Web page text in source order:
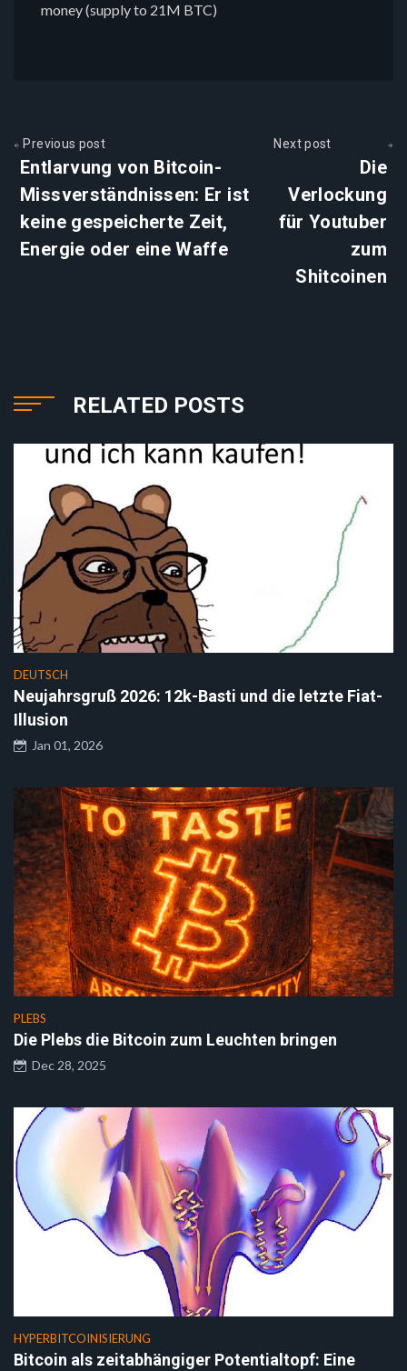
money (supply to 21M BTC)
Previous post
Entlarvung von Bitcoin-
Missverständnissen: Er ist
keine gespeicherte Zeit,
Energie oder eine Waffe
Next post
Die
Verlockung
für Youtuber
zum
Shitcoinen
RELATED POSTS
DEUTSCH
Neujahrsgruß 2026: 12k-Basti und die letzte Fiat-
Illusion
Jan 01, 2026
PLEBS
Die Plebs die Bitcoin zum Leuchten bringen
Dec 28, 2025
HYPERBITCOINISIERUNG
Bitcoin als zeitabhängiger Potentialtopf: Eine